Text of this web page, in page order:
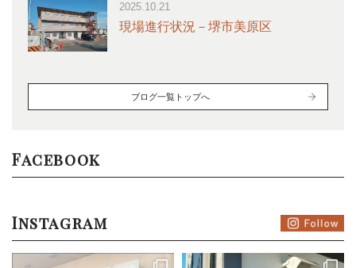
2025.10.21
現場進行状況－堺市美原区
ブログ一覧トップへ
Facebook
Instagram